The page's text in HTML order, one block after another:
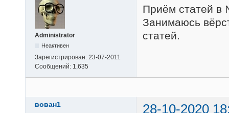
Administrator
Неактивен
Зарегистрирован: 23-07-2011
Сообщений: 1,635
Приём статей в
Занимаюсь
статей.
вован1 28-10-2020